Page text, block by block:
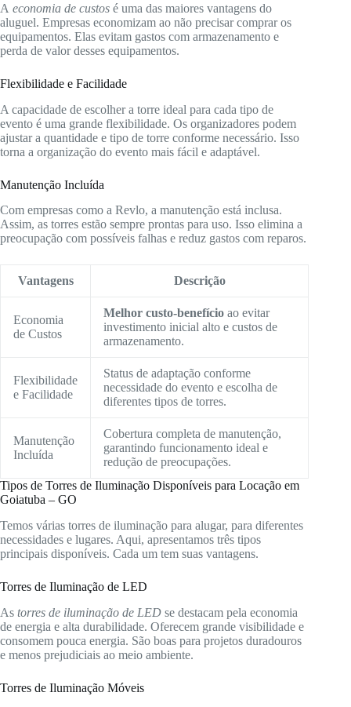
A economia de custos é uma das maiores vantagens do
aluguel. Empresas economizam ao não precisar comprar os
equipamentos. Elas evitam gastos com armazenamento e
perda de valor desses equipamentos.
Flexibilidade e Facilidade
A capacidade de escolher a torre ideal para cada tipo de
evento é uma grande flexibilidade. Os organizadores podem
ajustar a quantidade e tipo de torre conforme necessário. Isso
torna a organização do evento mais fácil e adaptável.
Manutenção Incluída
Com empresas como a Revlo, a manutenção está inclusa.
Assim, as torres estão sempre prontas para uso. Isso elimina a
preocupação com possíveis falhas e reduz gastos com reparos.
Vantagens Descrição
Economia
de Custos
Melhor custo-benefício ao evitar
investimento inicial alto e custos de
armazenamento.
Flexibilidade
e Facilidade
Status de adaptação conforme
necessidade do evento e escolha de
diferentes tipos de torres.
Manutenção
Incluída
Cobertura completa de manutenção,
garantindo funcionamento ideal e
redução de preocupações.
Tipos de Torres de Iluminação Disponíveis para Locação em
Goiatuba – GO
Temos várias torres de iluminação para alugar, para diferentes
necessidades e lugares. Aqui, apresentamos três tipos
principais disponíveis. Cada um tem suas vantagens.
Torres de Iluminação de LED
As torres de iluminação de LED se destacam pela economia
de energia e alta durabilidade. Oferecem grande visibilidade e
consomem pouca energia. São boas para projetos duradouros
e menos prejudiciais ao meio ambiente.
Torres de Iluminação Móveis